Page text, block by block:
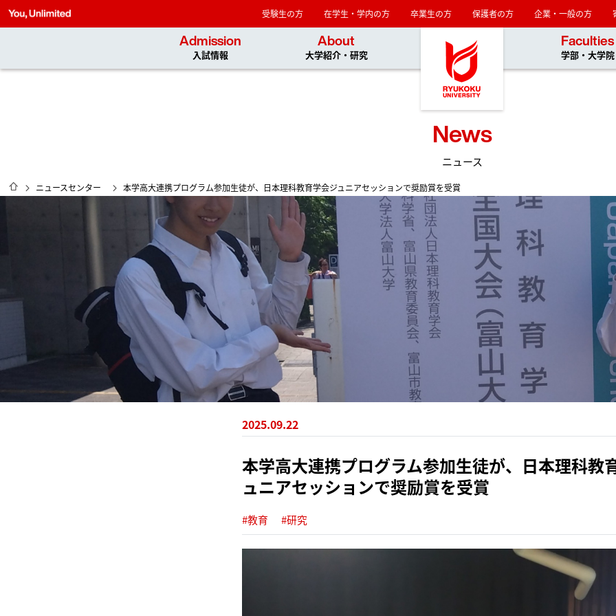
龍谷
受験生の方 在学生・学内の方 卒業生の方 保護者の方 企業・一般の方
Admission
入試情報
About
大学紹介・研究
Faculties
学部・大学院
News
ニュース
HOME
ニュースセンター 本学高大連携プログラム参加生徒が、日本理科教育学会ジュニアセッションで奨励賞を受賞
2025.09.22
本学高大連携プログラム参加生徒が、日本理科教
ュニアセッションで奨励賞を受賞
#教育 #研究